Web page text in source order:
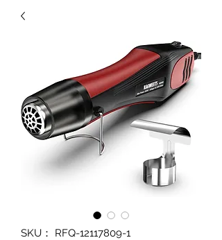
SKU： RFQ-12117809-1